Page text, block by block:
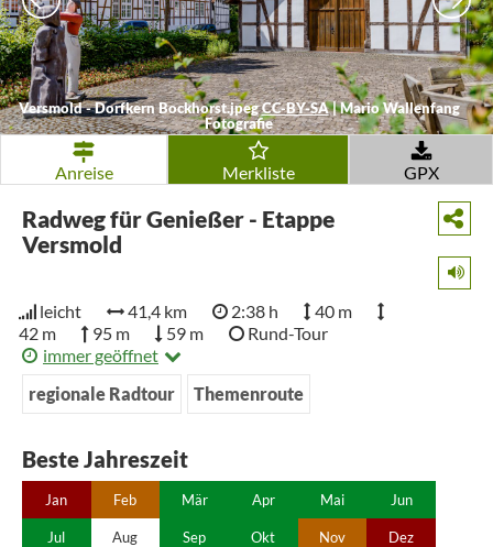
Versmold - Dorfkern Bockhorst.jpegCC-BY-SA|Mario Wallenfang
Fotografie
Anreise Merkliste GPX
Radweg für Genießer - Etappe
Versmold
leicht 41,4 km 2:38 h
40 m
42 m
95 m 59 m
Rund-Tour
immer geöffnet
regionale Radtour
Themenroute
Beste Jahreszeit
Jan Feb Mär Apr Mai Jun
Jul Aug Sep Okt Nov Dez